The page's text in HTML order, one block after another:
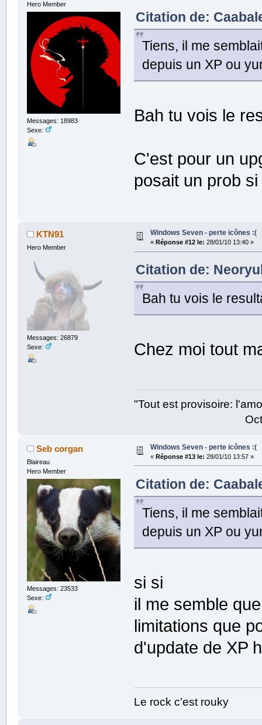
Hero Member
Messages: 18983
Sexe:
Citation de:
Tiens, il me
depuis un XP ou
Bah tu vois le
C'est pour un
posait un prob
KTN91
Hero Member
Messages: 26879
Sexe:
Windows Seven - perte icônes :(
« Réponse #12 le: 28/01/10 13:40 »
Citation de:
Bah tu vois le
Chez moi tout
"Tout est provisoire:
Octave
Seb corgan
Blaireau
Hero Member
Messages: 23533
Sexe:
Windows Seven - perte icônes :(
« Réponse #13 le: 28/01/10 13:57 »
Citation de:
Tiens, il me
depuis un XP ou
si si
il me semble
limitations que
d'update de XP
Le rock c'est rouky